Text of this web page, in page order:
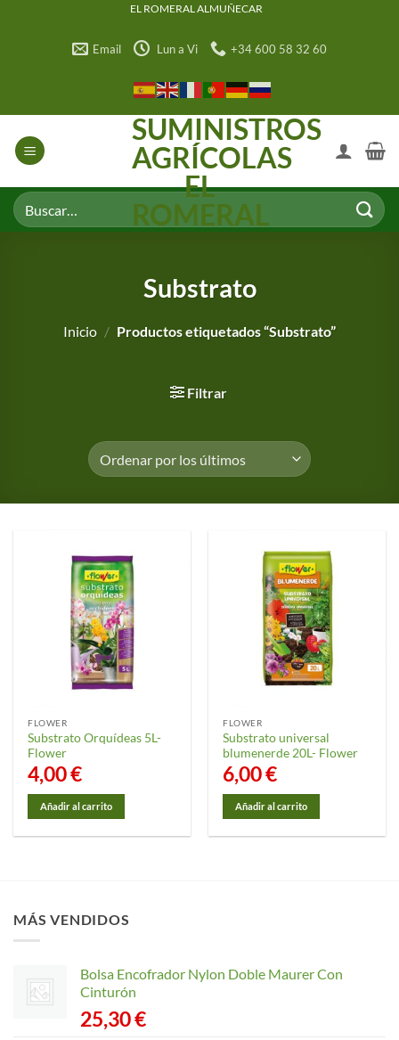
EL ROMERAL ALMUÑECAR
Email Lun a Vi +34 600 58 32 60
SUMINISTROS
AGRÍCOLAS
EL
ROMERAL
Buscar
por:
Substrato
Inicio / Productos etiquetados “Substrato”
Filtrar
FLOWER
Substrato Orquídeas 5L-
Flower
4,00€
Añadir al carrito
FLOWER
Substrato universal
blumenerde 20L- Flower
6,00€
Añadir al carrito
MÁS VENDIDOS
Bolsa Encofrador Nylon Doble Maurer Con
Cinturón
25,30€